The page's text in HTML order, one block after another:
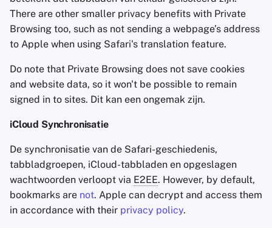
There are other smaller privacy benefits with Private
Browsing too, such as not sending a webpage’s address
to Apple when using Safari's translation feature.
Do note that Private Browsing does not save cookies
and website data, so it won't be possible to remain
signed in to sites. Dit kan een ongemak zijn.
iCloud Synchronisatie
De synchronisatie van de Safari-geschiedenis,
tabbladgroepen, iCloud-tabbladen en opgeslagen
wachtwoorden verloopt via E2EE. However, by default,
bookmarks are not. Apple can decrypt and access them
in accordance with their privacy policy.